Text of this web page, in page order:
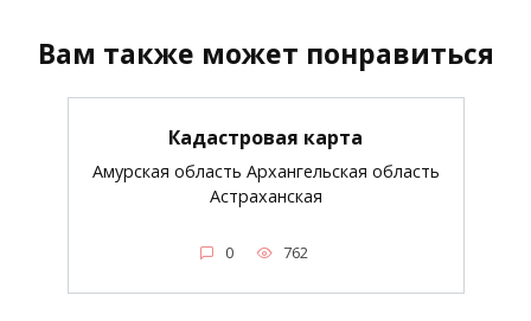
Вам также может понравиться
Кадастровая карта
Амурская область Архангельская область
Астраханская
0 762